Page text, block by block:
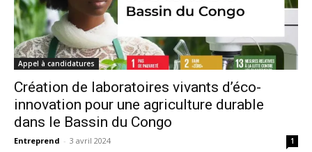
Appel à candidatures
Création de laboratoires vivants d’éco-
innovation pour une agriculture durable
dans le Bassin du Congo
Entreprend - 3 avril 2024 1